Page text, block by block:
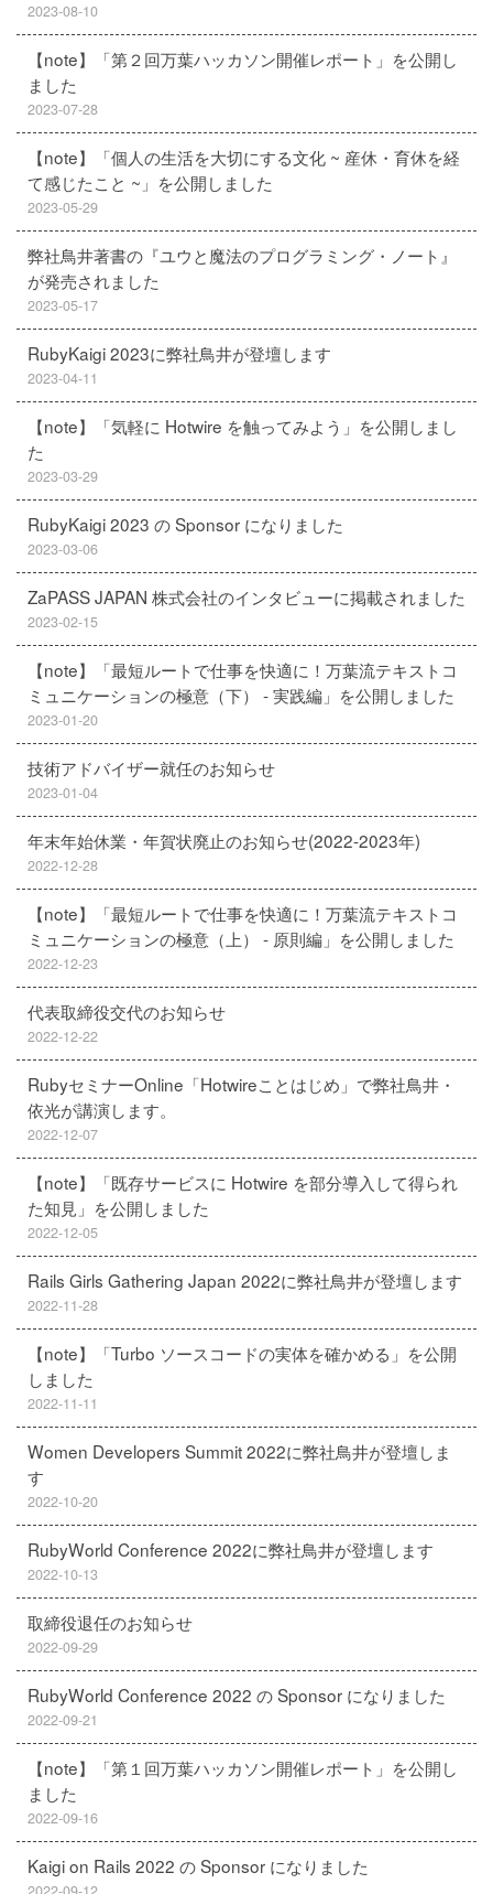
2023-08-10
【note】「第２回万葉ハッカソン開催レポート」を公開し
ました
2023-07-28
【note】「個人の生活を大切にする文化 ~ 産休・育休を経
て感じたこと ~」を公開しました
2023-05-29
弊社鳥井著書の『ユウと魔法のプログラミング・ノート』
が発売されました
2023-05-17
RubyKaigi 2023に弊社鳥井が登壇します
2023-04-11
【note】「気軽に Hotwire を触ってみよう」を公開しまし
た
2023-03-29
RubyKaigi 2023 の Sponsor になりました
2023-03-06
ZaPASS JAPAN 株式会社のインタビューに掲載されました
2023-02-15
【note】「最短ルートで仕事を快適に！万葉流テキストコ
ミュニケーションの極意（下） - 実践編」を公開しました
2023-01-20
技術アドバイザー就任のお知らせ
2023-01-04
年末年始休業・年賀状廃止のお知らせ(2022-2023年)
2022-12-28
【note】「最短ルートで仕事を快適に！万葉流テキストコ
ミュニケーションの極意（上） - 原則編」を公開しました
2022-12-23
代表取締役交代のお知らせ
2022-12-22
RubyセミナーOnline「Hotwireことはじめ」で弊社鳥井・
依光が講演します。
2022-12-07
【note】「既存サービスに Hotwire を部分導入して得られ
た知見」を公開しました
2022-12-05
Rails Girls Gathering Japan 2022に弊社鳥井が登壇します
2022-11-28
【note】「Turbo ソースコードの実体を確かめる」を公開
しました
2022-11-11
Women Developers Summit 2022に弊社鳥井が登壇しま
す
2022-10-20
RubyWorld Conference 2022に弊社鳥井が登壇します
2022-10-13
取締役退任のお知らせ
2022-09-29
RubyWorld Conference 2022 の Sponsor になりました
2022-09-21
【note】「第１回万葉ハッカソン開催レポート」を公開し
ました
2022-09-16
Kaigi on Rails 2022 の Sponsor になりました